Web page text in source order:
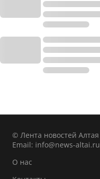
© Лента новостей Алтая
Email: info@news-altai.ru
О нас